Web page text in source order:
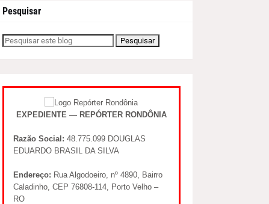
Pesquisar
EXPEDIENTE — REPÓRTER RONDÔNIA
Razão Social: 48.775.099 DOUGLAS
EDUARDO BRASIL DA SILVA
Endereço: Rua Algodoeiro, nº 4890, Bairro
Caladinho, CEP 76808-114, Porto Velho –
RO